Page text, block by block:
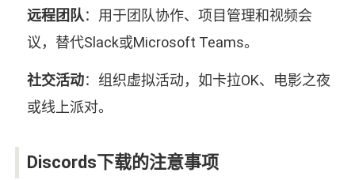
远程团队：用于团队协作、项目管理和视频会
议，替代Slack或Microsoft Teams。
社交活动：组织虚拟活动，如卡拉OK、电影之夜
或线上派对。
Discords下载的注意事项